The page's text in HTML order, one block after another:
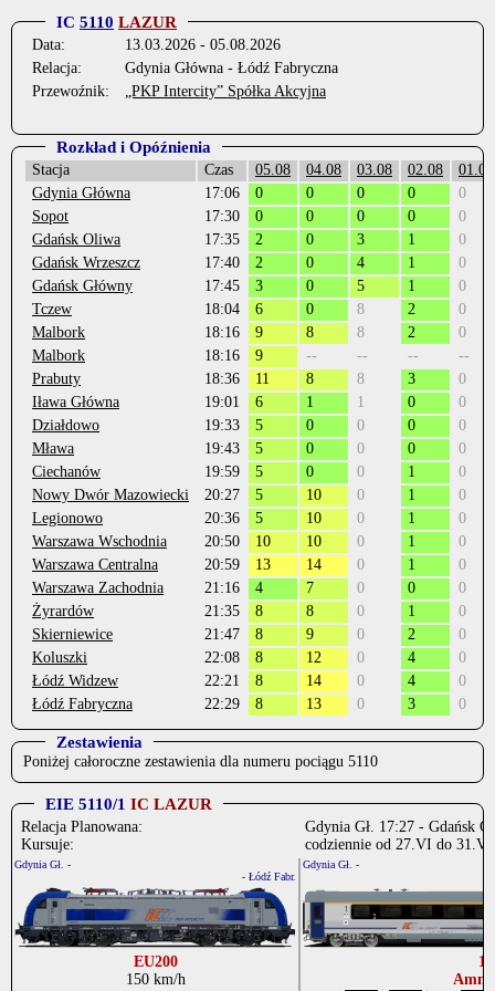
IC 5110 LAZUR
Data:
13.03.2026 - 05.08.2026
Relacja:
Gdynia Główna - Łódź Fabryczna
Przewoźnik:
„PKP Intercity” Spółka Akcyjna
Rozkład i Opóźnienia
Stacja Czas 05.08 04.08 03.08 02.08
01.08
Gdynia Główna
17:06 0 0 0 0
0
Sopot
17:30 0 0 0 0
0
Gdańsk Oliwa
17:35 2 0 3 1
0
Gdańsk Wrzeszcz
17:40 2 0 4 1
0
Gdańsk Główny
17:45 3 0 5 1
0
Tczew
18:04 6 0 8 2
0
Malbork
18:16 9 8 8 2
0
Malbork
18:16 9 -- -- --
--
Prabuty
18:36 11 8 8 3
0
Iława Główna
19:01 6 1 1 0
0
Działdowo
19:33 5 0 0 0
0
Mława
19:43 5 0 0 0
0
Ciechanów
19:59 5 0 0 1
0
Nowy Dwór Mazowiecki
20:27 5 10 0 1
0
Legionowo
20:36 5 10 0 1
0
Warszawa Wschodnia
20:50 10 10 0 1
0
Warszawa Centralna
20:59 13 14 0 1
0
Warszawa Zachodnia
21:16 4 7 0 0
0
Żyrardów
21:35 8 8 0 1
0
Skierniewice
21:47 8 9 0 2
0
Koluszki
22:08 8 12 0 4
0
Łódź Widzew
22:21 8 14 0 4
0
Łódź Fabryczna
22:29 8 13 0 3 0
Zestawienia
Poniżej całoroczne zestawienia dla numeru pociągu 5110
EIE 5110/1 IC LAZUR
Relacja Planowana:
Kursuje:
Gdynia Gł. 17:27 - Gdańsk
codziennie od 27.VI do
Gdynia Gł. -
- Łódź Fabr.
EU200
150 km/h
Gdynia Gł. -
11